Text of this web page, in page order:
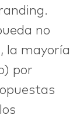
no
la mayoría
por